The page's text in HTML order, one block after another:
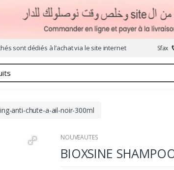
sont dédiés à l’achat via le site internet Sfax
anti-chute-a-ail-noir-300ml
NOUVEAUTES
BIOXSINE